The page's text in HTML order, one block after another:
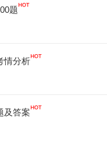
题
情分析
及答案